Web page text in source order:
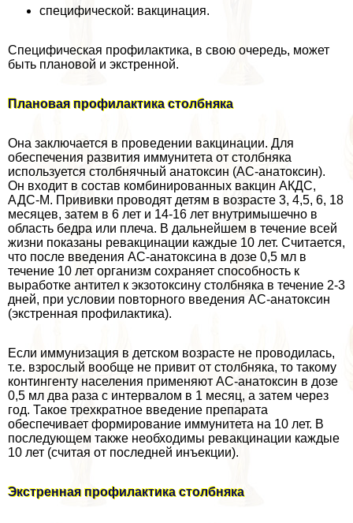
специфической: вакцинация.
Специфическая профилактика, в свою очередь, может
быть плановой и экстренной.
Плановая профилактика столбняка
Она заключается в проведении вакцинации. Для
обеспечения развития иммунитета от столбняка
используется столбнячный анатоксин (АС-анатоксин).
Он входит в состав комбинированных вакцин АКДС,
АДС-М. Прививки проводят детям в возрасте 3, 4,5, 6, 18
месяцев, затем в 6 лет и 14-16 лет внутримышечно в
область бедра или плеча. В дальнейшем в течение всей
жизни показаны ревакцинации каждые 10 лет. Считается,
что после введения АС-анатоксина в дозе 0,5 мл в
течение 10 лет организм сохраняет способность к
выработке антител к экзотоксину столбняка в течение 2-3
дней, при условии повторного введения АС-анатоксин
(экстренная профилактика).
Если иммунизация в детском возрасте не проводилась,
т.е. взрослый вообще не привит от столбняка, то такому
контингенту населения применяют АС-анатоксин в дозе
0,5 мл два раза с интервалом в 1 месяц, а затем через
год. Такое трехкратное введение препарата
обеспечивает формирование иммунитета на 10 лет. В
последующем также необходимы ревакцинации каждые
10 лет (считая от последней инъекции).
Экстренная профилактика столбняка